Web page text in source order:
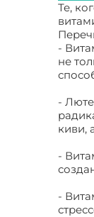
Те,
-
не
-
киви,
-
-